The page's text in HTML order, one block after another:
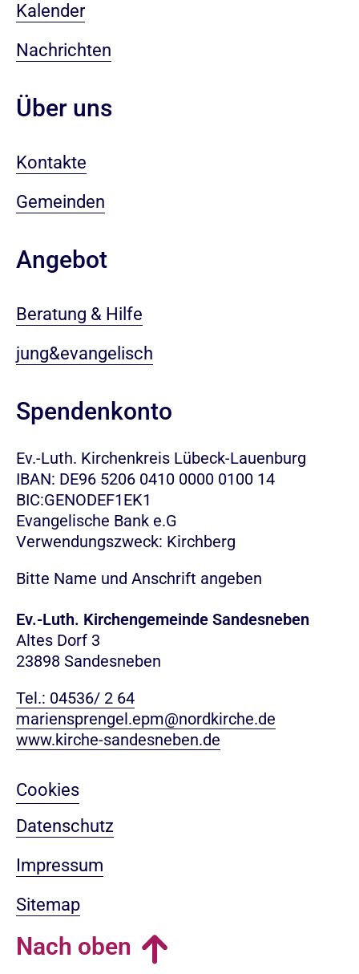
Kalender
Nachrichten
Über uns
Kontakte
Gemeinden
Angebot
Beratung & Hilfe
jung&evangelisch
Spendenkonto
Ev.-Luth. Kirchenkreis Lübeck-Lauenburg
IBAN: DE96 5206 0410 0000 0100 14
BIC:GENODEF1EK1
Evangelische Bank e.G
Verwendungszweck: Kirchberg
Bitte Name und Anschrift angeben
Ev.-Luth. Kirchengemeinde Sandesneben
Altes Dorf 3
23898 Sandesneben
Tel.: 04536/ 2 64
mariensprengel.epm@nordkirche.de
www.kirche-sandesneben.de
Cookies
Datenschutz
Impressum
Sitemap
Nach oben